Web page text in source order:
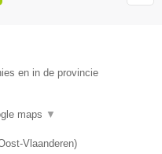
en in de provincie
maps ▼
Vlaanderen)